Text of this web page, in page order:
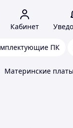
Кабинет
ПК
Материнские